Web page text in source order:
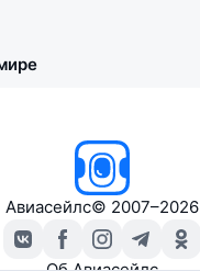
Авиасейлс© 2007–2026